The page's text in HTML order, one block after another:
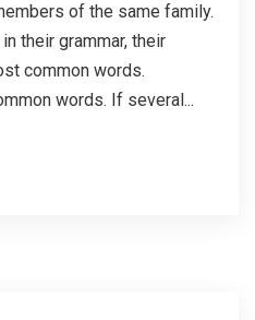
of the same family.
their grammar, their
common words.
words. If several...